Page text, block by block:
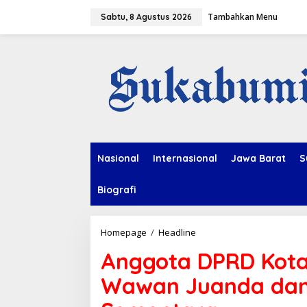
Sabtu, 8 Agustus 2026 Tambahkan Menu
Nasional Internasional Jawa Barat
Biografi
Homepage / Headline
g
g
o
Anggota DPRD
Wawan Juanda